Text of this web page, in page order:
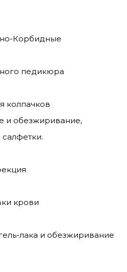
Корбидные
педикюра
колпачков
и обезжиривание,
крови
лака и обезжиривание